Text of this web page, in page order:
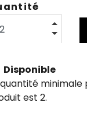
Disponible
quantité
est 2.